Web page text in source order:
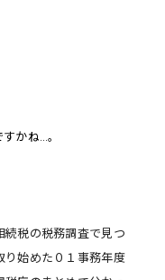
かね…。
続税の税務調査で見つ
り始めた０１事務年度